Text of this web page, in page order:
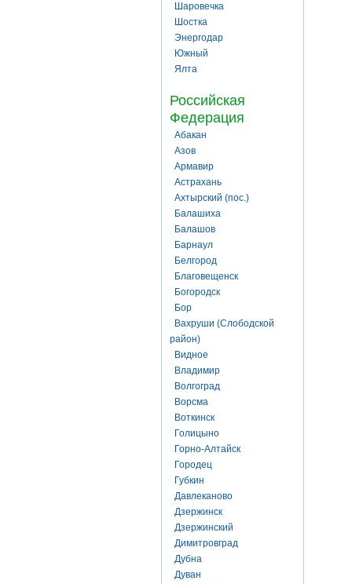
Шаровечка
Шостка
Энергодар
Южный
Ялта
Российская
Федерация
Абакан
Азов
Армавир
Астрахань
Ахтырский (пос.)
Балашиха
Балашов
Барнаул
Белгород
Благовещенск
Богородск
Бор
Вахруши (Слободской
район)
Видное
Владимир
Волгоград
Ворсма
Воткинск
Голицыно
Горно-Алтайск
Городец
Губкин
Давлеканово
Дзержинск
Дзержинский
Димитровград
Дубна
Дуван